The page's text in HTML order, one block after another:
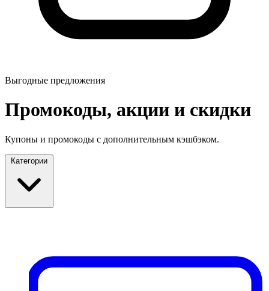
Выгодные предложения
Промокоды, акции и скидки
Купоны и промокоды с дополнительным кэшбэком.
Категории